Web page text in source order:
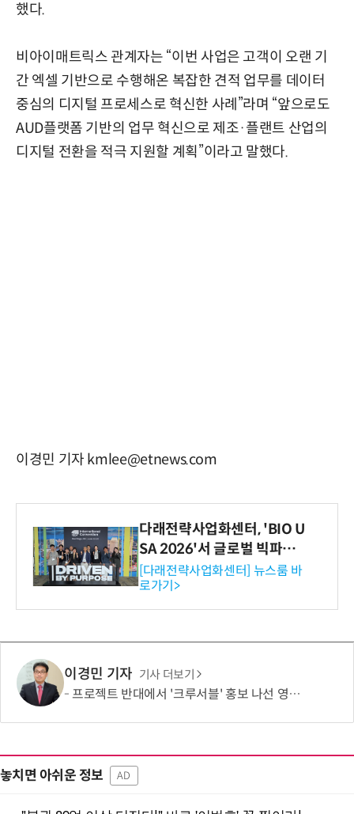
했다.
비아이매트릭스 관계자는 “이번 사업은 고객이 오랜 기
간 엑셀 기반으로 수행해온 복잡한 견적 업무를 데이터
중심의 디지털 프로세스로 혁신한 사례”라며 “앞으로도
AUD플랫폼 기반의 업무 혁신으로 제조·플랜트 산업의
디지털 전환을 적극 지원할 계획”이라고 말했다.
이경민 기자 kmlee@etnews.com
다래전략사업화센터, 'BIO U
SA 2026'서 글로벌 빅파마
와의 비즈니스 미팅 지원…K
-바이오 해외 진출 교두보 확
보
[다래전략사업화센터] 뉴스룸 바
로가기>
이경민 기자 기사 더보기
프로젝트 반대에서 '크루서블' 홍보 나선 영풍·MBK, '말바꾸기' 이어 '주주권' 논란
놓치면 아쉬운 정보 AD